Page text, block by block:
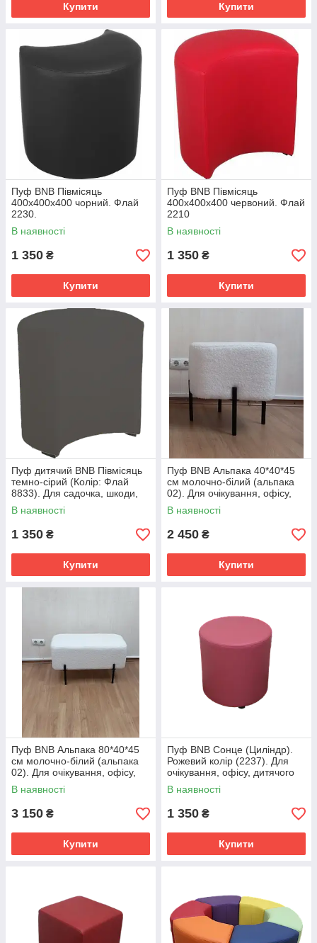
Купити Купити
Пуф BNB Півмісяць
400x400x400 чорний. Флай
2230.
В наявності
1 350 ₴
Купити
Пуф BNB Півмісяць
400x400x400 червоний. Флай
2210
В наявності
1 350 ₴
Купити
Пуф дитячий BNB Півмісяць
темно-сірий (Колір: Флай
8833). Для садочка, шкоди,
кімнати відпочинку, магазина
дитячого одягу / взуття
В наявності
1 350 ₴
Купити
Пуф BNB Альпака 40*40*45
см молочно-білий (альпака
02). Для очікування, офісу,
дитячого садка,домашніх
помешкань
В наявності
2 450 ₴
Купити
Пуф BNB Альпака 80*40*45
см молочно-білий (альпака
02). Для очікування, офісу,
дитячого садка,домашніх
помешкань
В наявності
3 150 ₴
Купити
Пуф BNB Сонце (Циліндр).
Рожевий колір (2237). Для
очікування, офісу, дитячого
садка
В наявності
1 350 ₴
Купити